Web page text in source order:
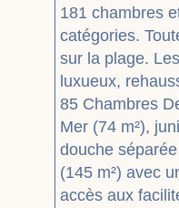
181 chambres
catégories.
sur la plage.
luxueux,
85 Chambres
Mer (74 m²),
douche
(145 m²) avec
accès aux